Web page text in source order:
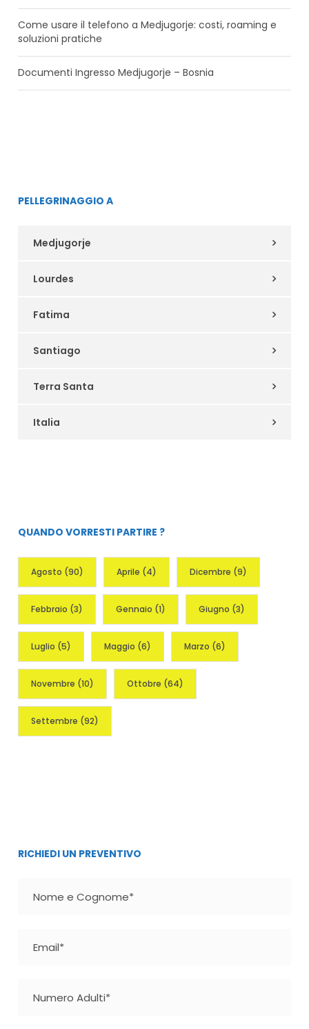
Come usare il telefono a Medjugorje: costi, roaming e
soluzioni pratiche
Documenti Ingresso Medjugorje – Bosnia
PELLEGRINAGGIO A
Medjugorje
Lourdes
Fatima
Santiago
Terra Santa
Italia
QUANDO VORRESTI PARTIRE ?
Agosto (90) Aprile (4) Dicembre (9)
Febbraio (3) Gennaio (1) Giugno (3)
Luglio (5) Maggio (6) Marzo (6)
Novembre (10) Ottobre (64)
Settembre (92)
RICHIEDI UN PREVENTIVO